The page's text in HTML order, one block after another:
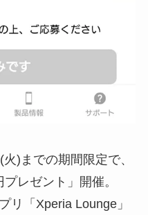
)までの期間限定で、
レゼント」開催。
リ「Xperia Lounge」